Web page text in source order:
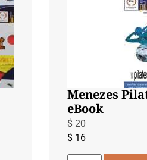
Menezes
eBook
$20
$ 16